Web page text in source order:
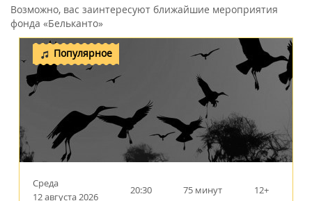
Возможно, вас заинтересуют ближайшие мероприятия
фонда «Бельканто»
Популярное
Среда
12 августа 2026
20:30 75 минут 12+